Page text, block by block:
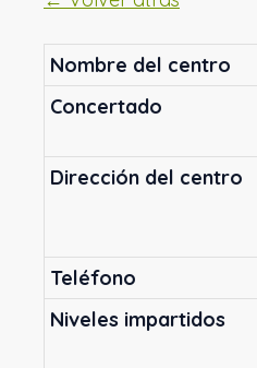
Nombre del centro
Concertado
Dirección del centro
Teléfono
Niveles impartidos